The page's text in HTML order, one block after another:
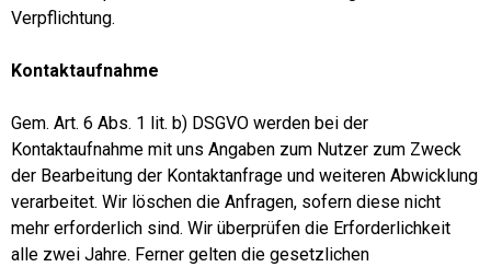
Verpflichtung.
Kontaktaufnahme
Gem. Art. 6 Abs. 1 lit. b) DSGVO werden bei der
Kontaktaufnahme mit uns Angaben zum Nutzer zum Zweck
der Bearbeitung der Kontaktanfrage und weiteren Abwicklung
verarbeitet. Wir löschen die Anfragen, sofern diese nicht
mehr erforderlich sind. Wir überprüfen die Erforderlichkeit
alle zwei Jahre. Ferner gelten die gesetzlichen